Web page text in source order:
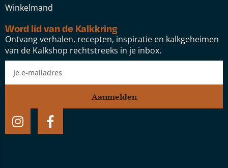
Winkelmand
Word lid van de Kalkkring
Ontvang verhalen, recepten, inspiratie en kalkgeheimen
van de Kalkshop rechtstreeks in je inbox.
Aanmelden